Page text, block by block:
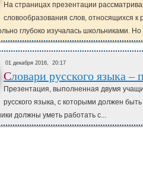
На страницах презентации
словообразования слов, относящихся
глубоко изучалась школьниками. Но
01 декабря 2016, 20:17
Словари русского языка –
Презентация, выполненная двумя
русского языка, с которыми должен
должны уметь работать с...